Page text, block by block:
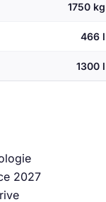
1750 kg
466 l
1300 l
2027